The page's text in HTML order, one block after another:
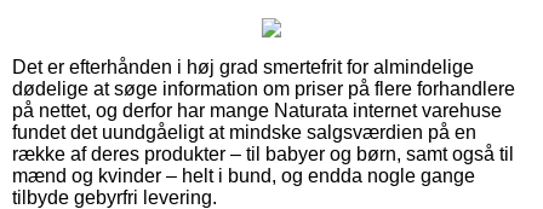
Det er efterhånden i høj grad smertefrit for almindelige
dødelige at søge information om priser på flere forhandlere
på nettet, og derfor har mange Naturata internet varehuse
fundet det uundgåeligt at mindske salgsværdien på en
række af deres produkter – til babyer og børn, samt også til
mænd og kvinder – helt i bund, og endda nogle gange
tilbyde gebyrfri levering.